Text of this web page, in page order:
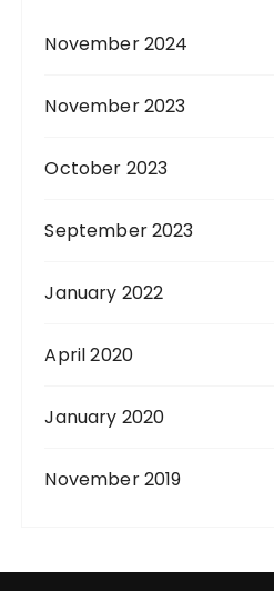
November 2024
November 2023
October 2023
September 2023
January 2022
April 2020
January 2020
November 2019